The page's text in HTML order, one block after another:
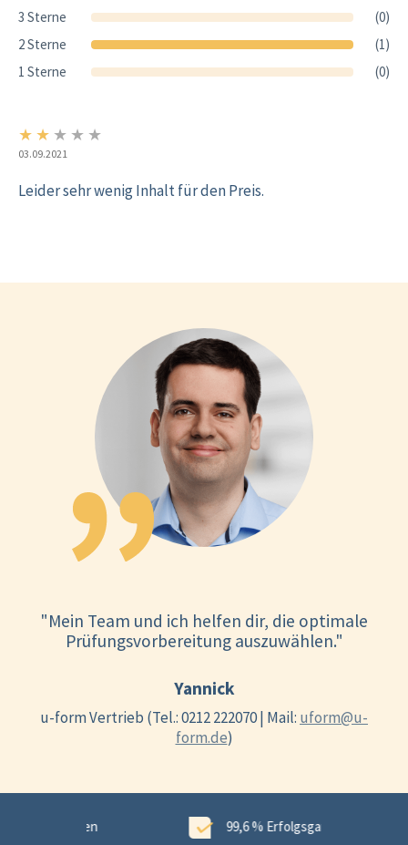
3 Sterne
(0)
2 Sterne
(1)
1 Sterne
(0)
★ ★ ★ ★ ★
03.09.2021
Leider sehr wenig Inhalt für den Preis.
"Mein Team und ich helfen dir, die optimale
Prüfungsvorbereitung auszuwählen."
Yannick
u-form Vertrieb (Tel.: 0212 222070 | Mail: uform@u-
form.de)
99,6 % Erfolgsgarantie